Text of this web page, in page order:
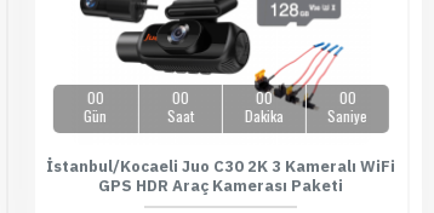
00
Gün
00
Saat
00
Dakika
00
Saniye
İstanbul/Kocaeli Juo C30 2K 3 Kameralı WiFi
GPS HDR Araç Kamerası Paketi